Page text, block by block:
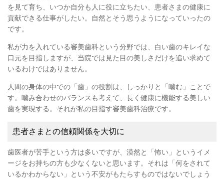
を見て育ち、いつか自分も人に役に立ちたい、患者さまの健康に
貢献できる仕事がしたい。自然とそう思うようになっていったの
です。
私が力を入れている審美歯科という分野では、白い歯のキレイな
口元を目指しますが、当院では見た目の美しさだけを追い求めて
いるわけではありません。
人間の身体の中での「歯」の役割は、しっかりと「噛む」ことで
す。噛み合わせのバランスも考えて、長く健康に機能する美しい
歯を実現する。それが私の目指す審美歯科治療です。
患者さまとの信頼関係を大切に
歯医者が苦手という方は多いですが、漠然と「怖い」というイメ
ージをお持ちの方も少なくないと思います。それは「何をされて
いるかわからない」という不安がもたらすものではないでしょう